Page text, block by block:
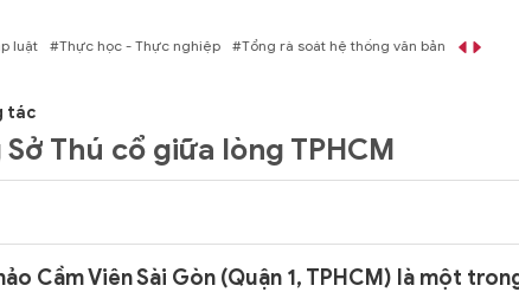
luật #Thực học - Thực nghiệp #Tổng rà soát hệ thống văn bản quy phạm
tác
Thú cổ giữa lòng TPHCM
Cầm Viên Sài Gòn (Quận 1, TPHCM) là một